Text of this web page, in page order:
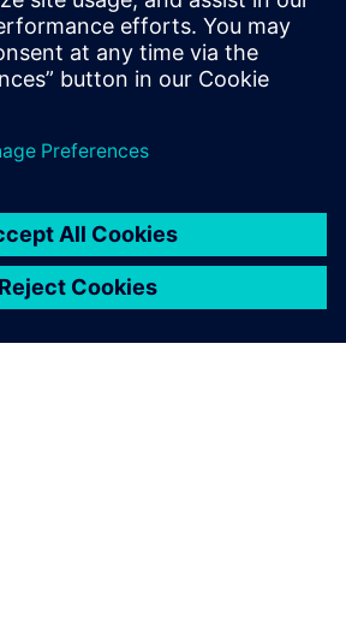
releases, press feature, images and